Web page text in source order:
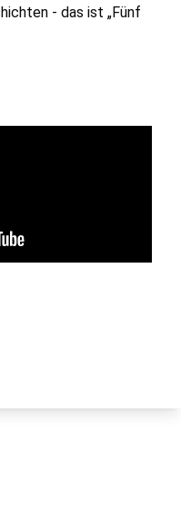
- das ist „Fünf